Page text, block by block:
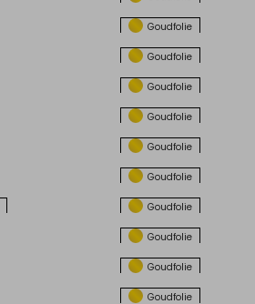
Goudfolie
Goudfolie
Goudfolie
Goudfolie
Goudfolie
Goudfolie
Goudfolie
Goudfolie
Goudfolie
Goudfolie